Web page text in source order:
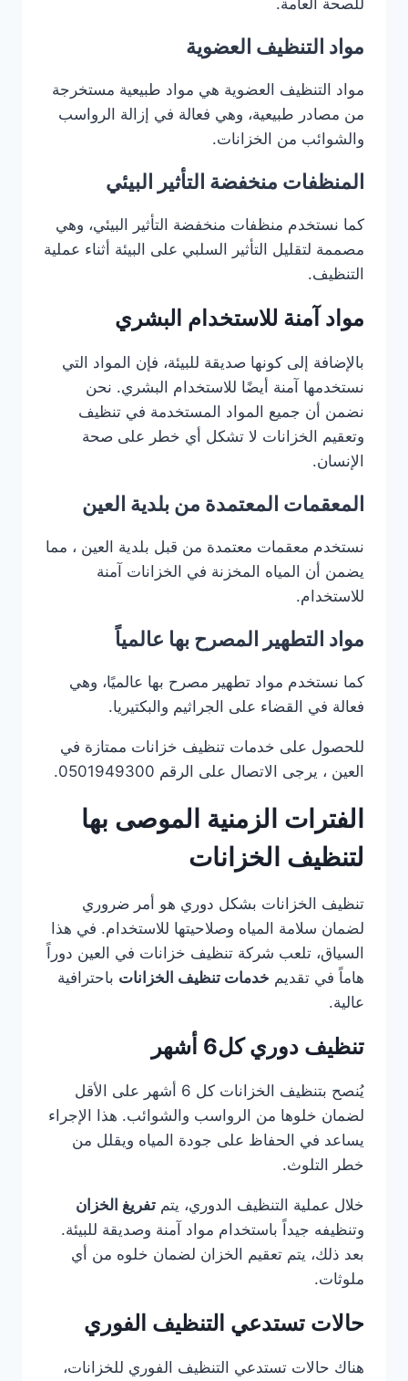
مواد التنظيف العضوية
مواد التنظيف العضوية هي مواد طبيعية مستخرجة
من مصادر طبيعية، وهي فعالة في إزالة الرواسب
والشوائب من الخزانات.
المنظفات منخفضة التأثير البيئي
كما نستخدم منظفات منخفضة التأثير البيئي، وهي
مصممة لتقليل التأثير السلبي على البيئة أثناء عملية
التنظيف.
مواد آمنة للاستخدام البشري
بالإضافة إلى كونها صديقة للبيئة، فإن المواد التي
نستخدمها آمنة أيضًا للاستخدام البشري. نحن
نضمن أن جميع المواد المستخدمة في تنظيف
وتعقيم الخزانات لا تشكل أي خطر على صحة
الإنسان.
المعقمات المعتمدة من بلدية العين
نستخدم معقمات معتمدة من قبل بلدية العين ، مما
يضمن أن المياه المخزنة في الخزانات آمنة
للاستخدام.
مواد التطهير المصرح بها عالمياً
كما نستخدم مواد تطهير مصرح بها عالميًا، وهي
فعالة في القضاء على الجراثيم والبكتيريا.
للحصول على خدمات تنظيف خزانات ممتازة في
العين ، يرجى الاتصال على الرقم 0501949300.
الفترات الزمنية الموصى بها
لتنظيف الخزانات
تنظيف الخزانات بشكل دوري هو أمر ضروري
لضمان سلامة المياه وصلاحيتها للاستخدام. في هذا
السياق، تلعب شركة تنظيف خزانات في العين دوراً
هاماً في تقديم خدمات تنظيف الخزانات باحترافية
عالية.
تنظيف دوري كل6 أشهر
يُنصح بتنظيف الخزانات كل 6 أشهر على الأقل
لضمان خلوها من الرواسب والشوائب. هذا الإجراء
يساعد في الحفاظ على جودة المياه ويقلل من
خطر التلوث.
خلال عملية التنظيف الدوري، يتم تفريغ الخزان
وتنظيفه جيداً باستخدام مواد آمنة وصديقة للبيئة.
بعد ذلك، يتم تعقيم الخزان لضمان خلوه من أي
ملوثات.
حالات تستدعي التنظيف الفوري
هناك حالات تستدعي التنظيف الفوري للخزانات،